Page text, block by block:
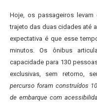
Hoje, os passageiros
trajeto das duas cidades até
expectativa é que esse
minutos. Os ônibus
capacidade para 130
exclusivas, sem retorno,
percurso foram construídos
de embarque com